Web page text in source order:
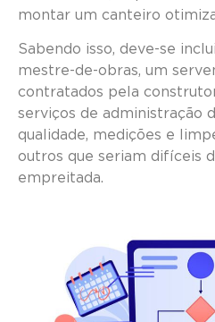
montar um canteiro
Sabendo isso, deve-se
mestre-de-obras, um
contratados pela
serviços de administração
qualidade, medições e
outros que seriam difíceis
empreitada.